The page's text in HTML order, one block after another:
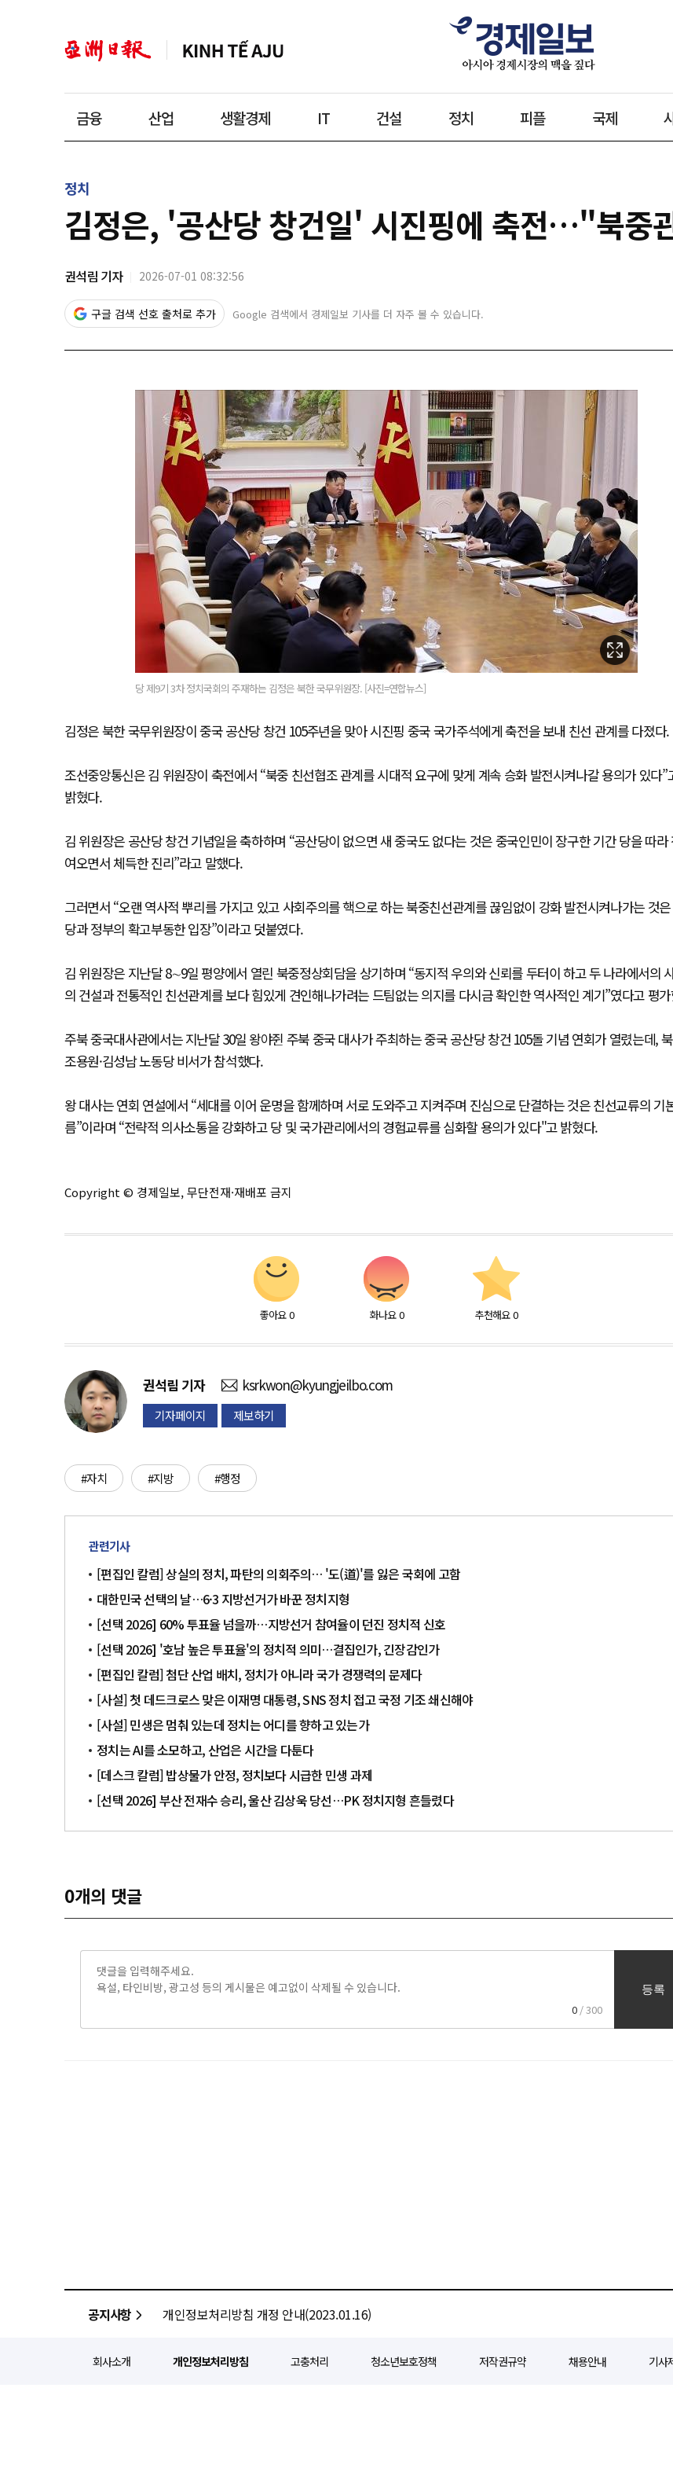
금융 산업 생활경제 IT 건설 정치 피플 국제
정치
김정은, '공산당 창건일' 시진핑에 축전…"북중
권석림 기자 2026-07-01 08:32:56
구글 검색 선호 출처로 추가 Google 검색에서 경제일보 기사를 더 자주 볼 수 있습니다.
당 제9기 3차 정치국회의 주재하는 김정은 북한 국무위원장. [사진=연합뉴스]
김정은 북한 국무위원장이 중국 공산당 창건 105주년을 맞아 시진핑 중국 국가주석에게 축전을 보내 친선 관계를 다졌다.
조선중앙통신은 김 위원장이 축전에서 “북중 친선협조 관계를 시대적 요구에 맞게 계속 승화 발전시켜나갈 용의가 있다”
밝혔다.
김 위원장은 공산당 창건 기념일을 축하하며 “공산당이 없으면 새 중국도 없다는 것은 중국인민이 장구한 기간 당을 따라
여오면서 체득한 진리”라고 말했다.
그러면서 “오랜 역사적 뿌리를 가지고 있고 사회주의를 핵으로 하는 북중친선관계를 끊임없이 강화 발전시켜나가는 것
당과 정부의 확고부동한 입장”이라고 덧붙였다.
김 위원장은 지난달 8∼9일 평양에서 열린 북중정상회담을 상기하며 “동지적 우의와 신뢰를 두터이 하고 두 나라에서의
의 건설과 전통적인 친선관계를 보다 힘있게 견인해나가려는 드팀없는 의지를 다시금 확인한 역사적인 계기”였다고 평
주북 중국대사관에서는 지난달 30일 왕야쥔 주북 중국 대사가 주최하는 중국 공산당 창건 105돌 기념 연회가 열렸는데,
조용원·김성남 노동당 비서가 참석했다.
왕 대사는 연회 연설에서 “세대를 이어 운명을 함께하며 서로 도와주고 지켜주며 진심으로 단결하는 것은 친선교류의 기
름”이라며 “전략적 의사소통을 강화하고 당 및 국가관리에서의 경험교류를 심화할 용의가 있다"고 밝혔다.
Copyright © 경제일보, 무단전재·재배포 금지
좋아요 0 화나요 0 추천해요 0
권석림 기자 ksrkwon@kyungjeilbo.com
기자페이지 제보하기
#자치 #지방 #행정
관련기사
[편집인 칼럼] 상실의 정치, 파탄의 의회주의… '도(道)'를 잃은 국회에 고함
대한민국 선택의 날…6·3 지방선거가 바꾼 정치지형
[선택 2026] 60% 투표율 넘을까…지방선거 참여율이 던진 정치적 신호
[선택 2026] '호남 높은 투표율'의 정치적 의미…결집인가, 긴장감인가
[편집인 칼럼] 첨단 산업 배치, 정치가 아니라 국가 경쟁력의 문제다
[사설] 첫 데드크로스 맞은 이재명 대통령, SNS 정치 접고 국정 기조 쇄신해야
[사설] 민생은 멈춰 있는데 정치는 어디를 향하고 있는가
정치는 AI를 소모하고, 산업은 시간을 다툰다
[데스크 칼럼] 밥상물가 안정, 정치보다 시급한 민생 과제
[선택 2026] 부산 전재수 승리, 울산 김상욱 당선…PK 정치지형 흔들렸다
0개의 댓글
0 / 300
등록
공지사항 개인정보처리방침 개정 안내(2023.01.16)
회사소개 개인정보처리방침 고충처리 청소년보호정책 저작권규약 채용안내 기사